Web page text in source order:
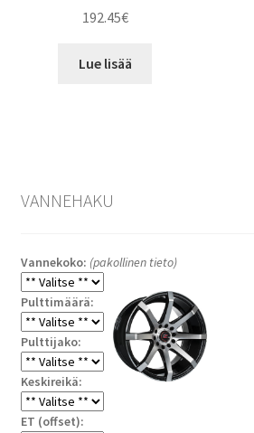
192.45€
Lue lisää
VANNEHAKU
Vannekoko: (pakollinen tieto)
Pulttimäärä:
Pulttijako:
Keskireikä:
ET (offset):